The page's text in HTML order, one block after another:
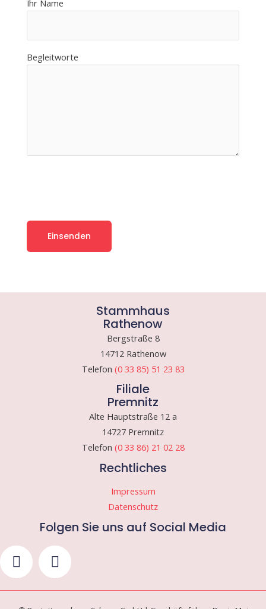
Ihr Name
Begleitworte
Stammhaus
Rathenow
Bergstraße 8
14712 Rathenow
Telefon (0 33 85) 51 23 83
Filiale
Premnitz
Alte Hauptstraße 12 a
14727 Premnitz
Telefon (0 33 86) 21 02 28
Rechtliches
Impressum
Datenschutz
Folgen Sie uns auf Social Media